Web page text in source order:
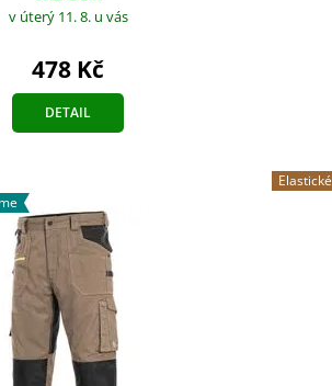
v úterý 11. 8. u vás
478 Kč
DETAIL
Elastické